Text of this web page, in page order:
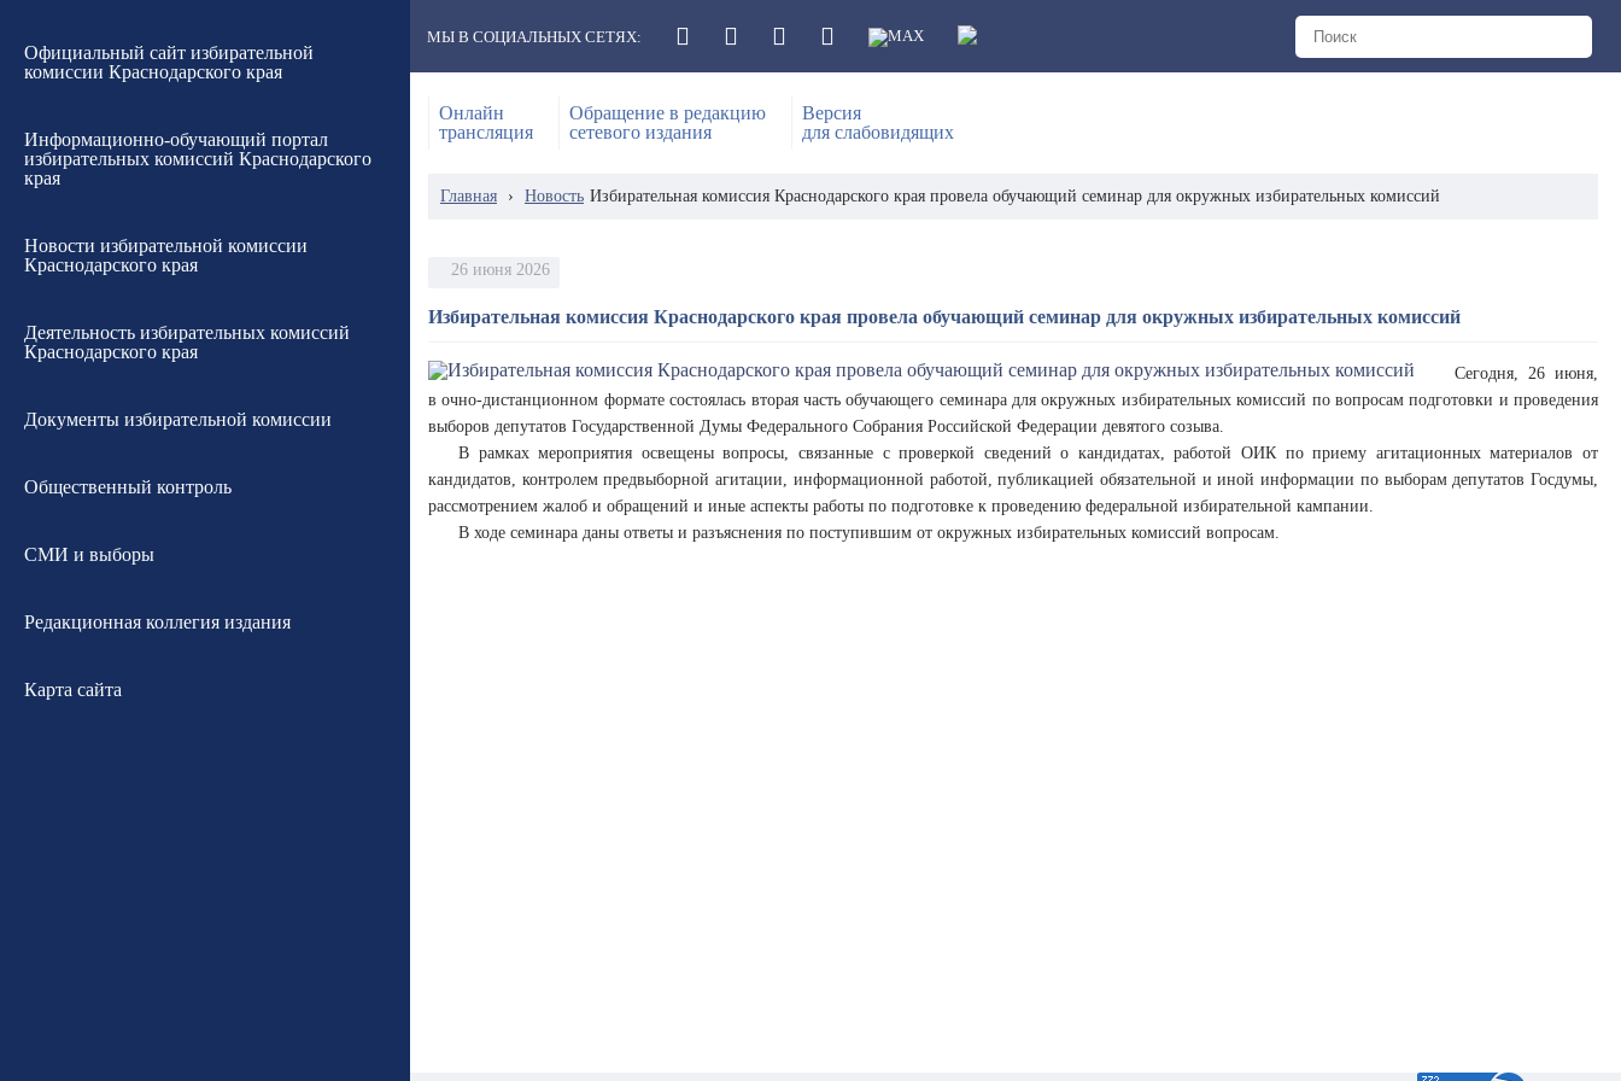
Официальный сайт избирательной
комиссии Краснодарского края
Информационно-обучающий портал
избирательных комиссий Краснодарского
края
Новости избирательной комиссии
Краснодарского края
Деятельность избирательных комиссий
Краснодарского края
Документы избирательной комиссии
Общественный контроль
СМИ и выборы
Редакционная коллегия издания
Карта сайта
МЫ В СОЦИАЛЬНЫХ СЕТЯХ:
Онлайн
трансляция
Обращение в редакцию
сетевого издания
Версия
для слабовидящих
Главная › Новость Избирательная комиссия Краснодарского края провела обучающий семинар для окружных избирательных комиссий
26 июня 2026
Избирательная комиссия Краснодарского края провела обучающий семинар для окружных избирательных комиссий
Сегодня, 26 июня,
в очно-дистанционном формате состоялась вторая часть обучающего семинара для окружных избирательных комиссий по вопросам подготовки и проведения
выборов депутатов Государственной Думы Федерального Собрания Российской Федерации девятого созыва.
В рамках мероприятия освещены вопросы, связанные с проверкой сведений о кандидатах, работой ОИК по приему агитационных материалов от
кандидатов, контролем предвыборной агитации, информационной работой, публикацией обязательной и иной информации по выборам депутатов Госдумы,
рассмотрением жалоб и обращений и иные аспекты работы по подготовке к проведению федеральной избирательной кампании.
В ходе семинара даны ответы и разъяснения по поступившим от окружных избирательных комиссий вопросам.